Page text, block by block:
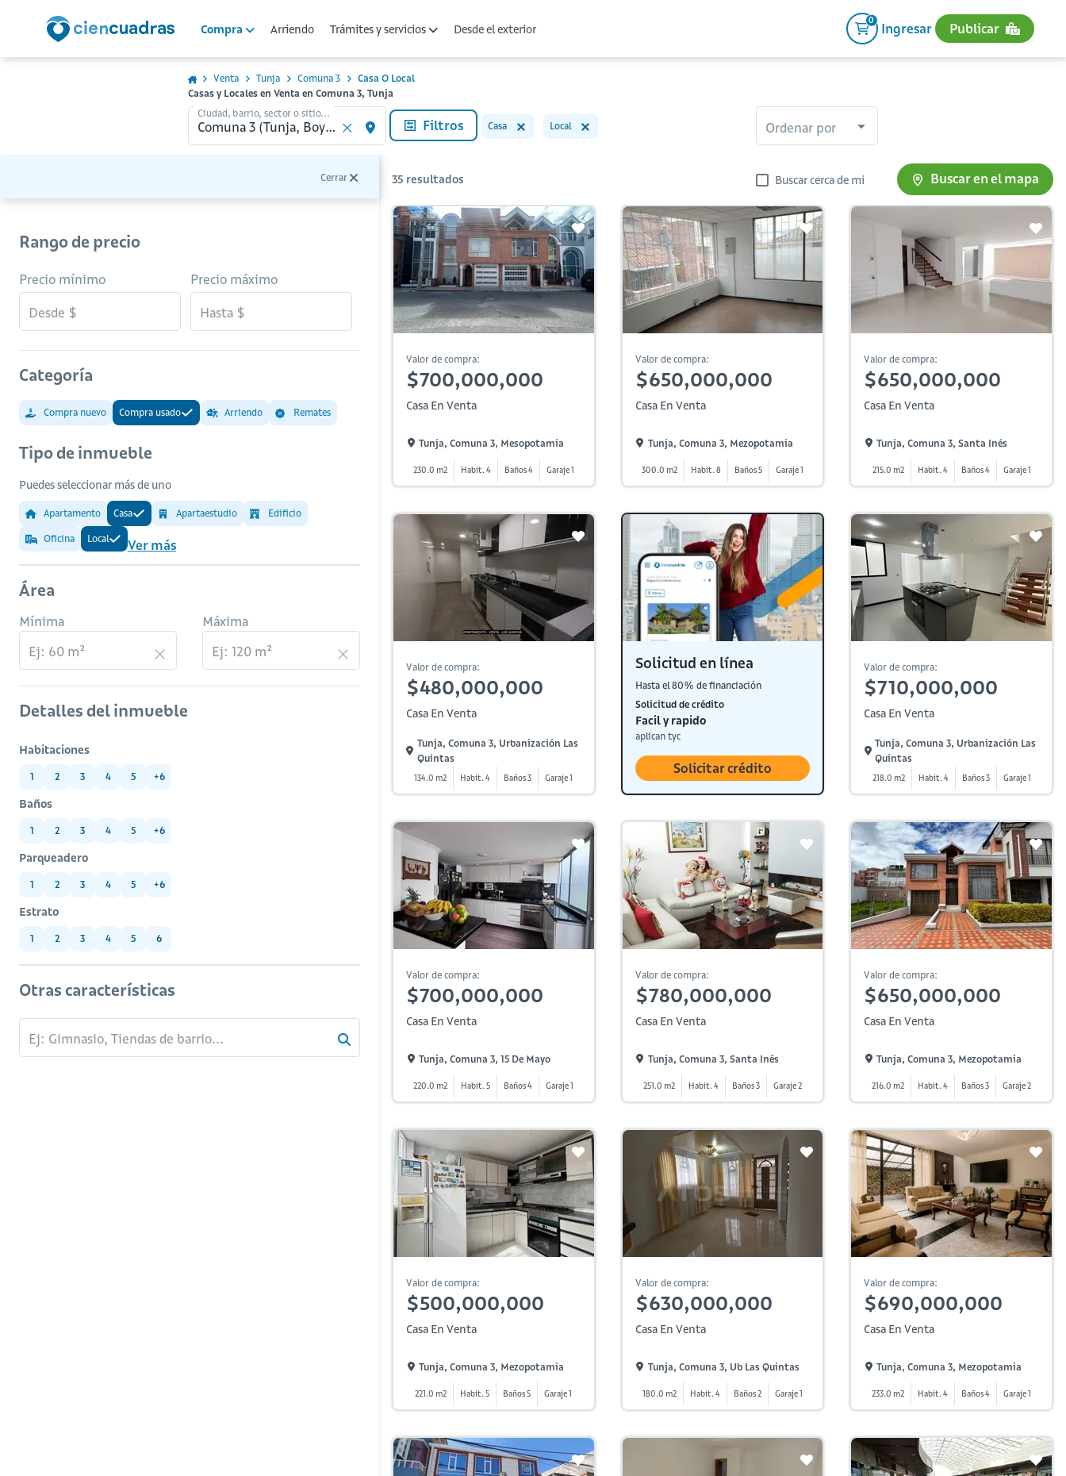
Compra Arriendo Trámites y servicios Desde el exterior
0
Ingresar Publicar
Venta Tunja Comuna 3
Casa O Local
Casas y Locales en Venta en Comuna 3, Tunja
Ciudad, barrio, sector o sitio...
Filtros Casa Local Ordenar por
Cerrar
Rango de precio
Precio mínimo Precio máximo
Categoría
Compra nuevo Compra usado Arriendo Remates
Tipo de inmueble
Puedes seleccionar más de uno
Apartamento Casa Apartaestudio Edificio
Oficina Local Ver más
Área
Mínima Máxima
Detalles del inmueble
Habitaciones
1 2 3 4 5 +6
Baños
1 2 3 4 5 +6
Parqueadero
1 2 3 4 5 +6
Estrato
1 2 3 4 5 6
Otras características
35 resultados Buscar cerca de mi Buscar en el mapa
Valor de compra:
$700,000,000
Casa En Venta
Tunja, Comuna 3, Mesopotamia
230.0 m2 Habit. 4 Baños 4 Garaje 1
Valor de compra:
$650,000,000
Casa En Venta
Tunja, Comuna 3, Mezopotamia
300.0 m2 Habit. 8 Baños 5 Garaje 1
Valor de compra:
$650,000,000
Casa En Venta
Tunja, Comuna 3, Santa Inés
215.0 m2 Habit. 4 Baños 4 Garaje 1
Valor de compra:
$480,000,000
Casa En Venta
Tunja, Comuna 3, Urbanización Las
Quintas
134.0 m2 Habit. 4 Baños 3 Garaje 1
Solicitud en línea
Hasta el 80% de financiación
Solicitud de crédito
Facil y rapido
aplican tyc
Solicitar crédito
Valor de compra:
$710,000,000
Casa En Venta
Tunja, Comuna 3, Urbanización Las
Quintas
218.0 m2 Habit. 4 Baños 3 Garaje 1
Valor de compra:
$700,000,000
Casa En Venta
Tunja, Comuna 3, 15 De Mayo
220.0 m2 Habit. 5 Baños 4 Garaje 1
Valor de compra:
$780,000,000
Casa En Venta
Tunja, Comuna 3, Santa Inés
251.0 m2 Habit. 4 Baños 3 Garaje 2
Valor de compra:
$650,000,000
Casa En Venta
Tunja, Comuna 3, Mezopotamia
216.0 m2 Habit. 4 Baños 3 Garaje 2
Valor de compra:
$500,000,000
Casa En Venta
Tunja, Comuna 3, Mezopotamia
221.0 m2 Habit. 5 Baños 5 Garaje 1
Valor de compra:
$630,000,000
Casa En Venta
Tunja, Comuna 3, Ub Las Quintas
180.0 m2 Habit. 4 Baños 2 Garaje 1
Valor de compra:
$690,000,000
Casa En Venta
Tunja, Comuna 3, Mezopotamia
233.0 m2 Habit. 4 Baños 4 Garaje 1